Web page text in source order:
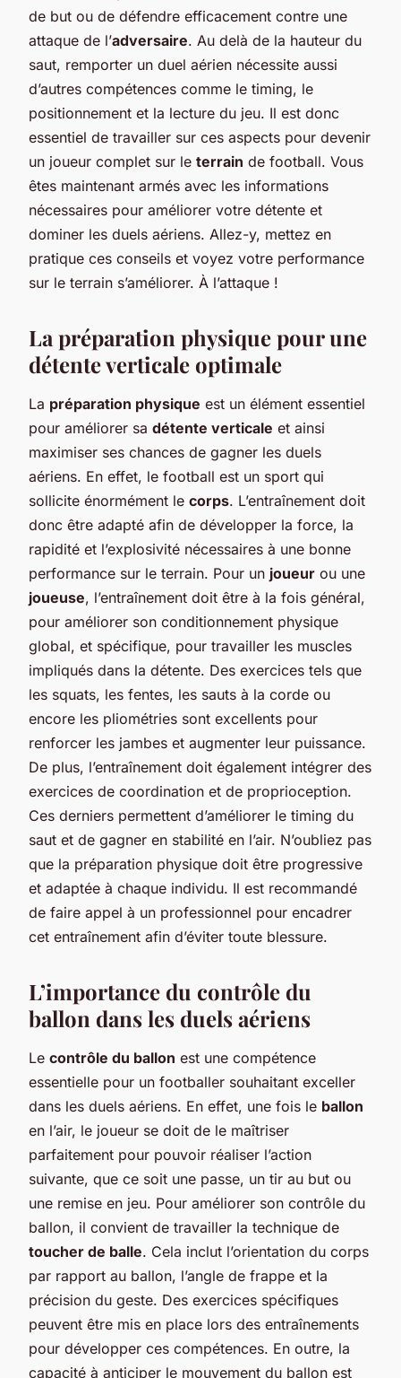
de but ou de défendre efficacement contre une
attaque de l’adversaire. Au delà de la hauteur du
saut, remporter un duel aérien nécessite aussi
d’autres compétences comme le timing, le
positionnement et la lecture du jeu. Il est donc
essentiel de travailler sur ces aspects pour devenir
un joueur complet sur le terrain de football. Vous
êtes maintenant armés avec les informations
nécessaires pour améliorer votre détente et
dominer les duels aériens. Allez-y, mettez en
pratique ces conseils et voyez votre performance
sur le terrain s’améliorer. À l’attaque !
La préparation physique pour une
détente verticale optimale
La préparation physique est un élément essentiel
pour améliorer sa détente verticale et ainsi
maximiser ses chances de gagner les duels
aériens. En effet, le football est un sport qui
sollicite énormément le corps. L’entraînement doit
donc être adapté afin de développer la force, la
rapidité et l’explosivité nécessaires à une bonne
performance sur le terrain. Pour un joueur ou une
joueuse, l’entraînement doit être à la fois général,
pour améliorer son conditionnement physique
global, et spécifique, pour travailler les muscles
impliqués dans la détente. Des exercices tels que
les squats, les fentes, les sauts à la corde ou
encore les pliométries sont excellents pour
renforcer les jambes et augmenter leur puissance.
De plus, l’entraînement doit également intégrer des
exercices de coordination et de proprioception.
Ces derniers permettent d’améliorer le timing du
saut et de gagner en stabilité en l’air. N’oubliez pas
que la préparation physique doit être progressive
et adaptée à chaque individu. Il est recommandé
de faire appel à un professionnel pour encadrer
cet entraînement afin d’éviter toute blessure.
L’importance du contrôle du
ballon dans les duels aériens
Le contrôle du ballon est une compétence
essentielle pour un footballer souhaitant exceller
dans les duels aériens. En effet, une fois le ballon
en l’air, le joueur se doit de le maîtriser
parfaitement pour pouvoir réaliser l’action
suivante, que ce soit une passe, un tir au but ou
une remise en jeu. Pour améliorer son contrôle du
ballon, il convient de travailler la technique de
toucher de balle. Cela inclut l’orientation du corps
par rapport au ballon, l’angle de frappe et la
précision du geste. Des exercices spécifiques
peuvent être mis en place lors des entraînements
pour développer ces compétences. En outre, la
capacité à anticiper le mouvement du ballon est